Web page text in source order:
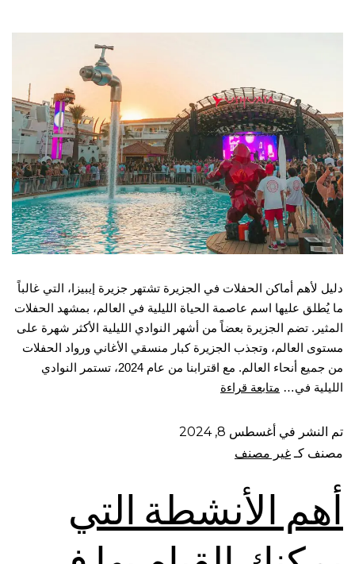
دليل لأهم أماكن الحفلات في الجزيرة تشتهر جزيرة إيبيزا، التي غالباً
ما يُطلق عليها اسم عاصمة الحياة الليلية في العالم، بمشهد الحفلات
المثير. تضم الجزيرة بعضاً من أشهر النوادي الليلية الأكثر شهرة على
مستوى العالم، وتجذب الجزيرة كبار منسقي الأغاني ورواد الحفلات
من جميع أنحاء العالم. مع اقترابنا من عام 2024، تستمر النوادي
الليلية في… متابعة قراءة
تم النشر في أغسطس 8, 2024
مصنف كـغير مصنف
أهم الأنشطة التي